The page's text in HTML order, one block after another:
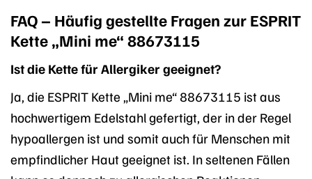
FAQ – Häufig gestellte Fragen zur ESPRIT
Kette „Mini me“ 88673115
Ist die Kette für Allergiker geeignet?
Ja, die ESPRIT Kette „Mini me“ 88673115 ist aus
hochwertigem Edelstahl gefertigt, der in der Regel
hypoallergen ist und somit auch für Menschen mit
empfindlicher Haut geeignet ist. In seltenen Fällen